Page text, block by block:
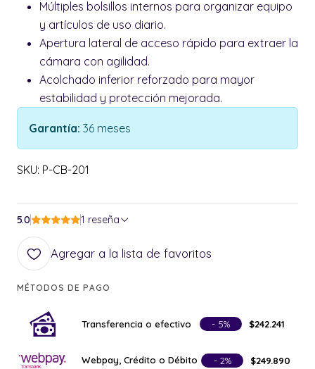
Múltiples bolsillos internos para organizar equipo
y artículos de uso diario.
Apertura lateral de acceso rápido para extraer la
cámara con agilidad.
Acolchado inferior reforzado para mayor
estabilidad y protección mejorada.
Garantía: 36 meses
SKU: P-CB-201
5.0 1 reseña
Agregar a la lista de favoritos
MÉTODOS DE PAGO
Transferencia o efectivo - 5% $242.241
Webpay, Crédito o Débito - 2% $249.890